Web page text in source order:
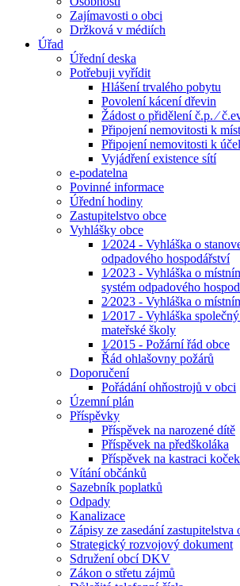
Zajímavosti o obci
Držková v médiích
Úřad
Úřední deska
Potřebuji vyřídit
Hlášení trvalého pobytu
Povolení kácení dřevin
Žádost o přidělení č.p. ⁄
Připojení nemovitosti k
Připojení nemovitosti k
Vyjádření existence sítí
e-podatelna
Povinné informace
Úřední hodiny
Zastupitelstvo obce
Vyhlášky obce
1⁄2024 - Vyhláška o
odpadového hospodářství
1⁄2023 - Vyhláška o
systém odpadového
2⁄2023 - Vyhláška o
1⁄2017 - Vyhláška
mateřské školy
1⁄2015 - Požární řád obce
Řád ohlašovny požárů
Doporučení
Pořádání ohňostrojů v obci
Územní plán
Příspěvky
Příspěvek na narozené dítě
Příspěvek na předškoláka
Příspěvek na kastraci
Vítání občánků
Sazebník poplatků
Odpady
Kanalizace
Zápisy ze zasedání zastupitelstva
Strategický rozvojový dokument
Sdružení obcí DKV
Zákon o střetu zájmů